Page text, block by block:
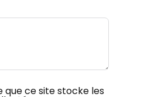
que ce site stocke les